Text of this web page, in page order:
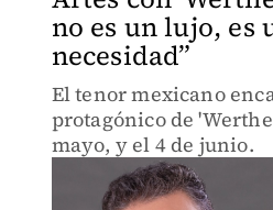
no es un lujo, es
necesidad”
El tenor mexicano
protagónico de
mayo, y el 4 de junio.